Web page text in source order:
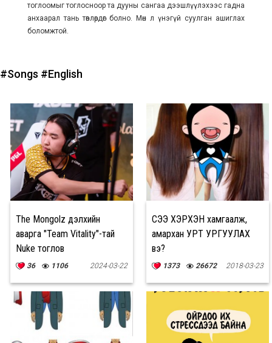
тоглоомыг тоглосноор та дууны сангаа дээшлүүлэхээс гадна
анхаарал тань төвлөрдөг болно. Мөн л үнэгүй суулган ашиглах
боломжтой.
#Songs #English
The Mongolz дэлхийн
аварга "Team Vitality"-тай
Nuke тоглов
36 1106 2024-03-22
ҮСЭЭ ХЭРХЭН хамгаалж,
амархан УРТ УРГУУЛАХ
вэ?
1373 26672 2018-03-23